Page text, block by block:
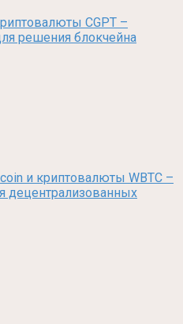
CGPT –
решения блокчейна
и криптовалюты WBTC –
децентрализованных